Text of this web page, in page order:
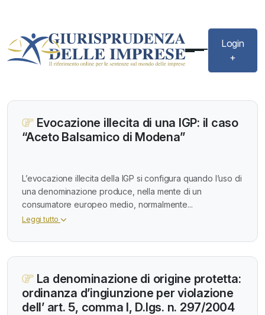
Login
+
Evocazione illecita di una IGP: il caso
“Aceto Balsamico di Modena”
L’evocazione illecita della IGP si configura quando l’uso di
una denominazione produce, nella mente di un
consumatore europeo medio, normalmente...
Leggi tutto
La denominazione di origine protetta:
ordinanza d’ingiunzione per violazione
dell’ art. 5, comma I, D.lgs. n. 297/2004